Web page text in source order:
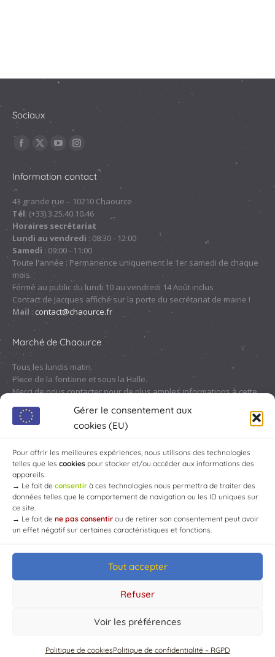
Gérer le consentement aux
cookies (EU)
Pour offrir les meilleures expériences, nous utilisons des technologies
telles que les cookies pour stocker et/ou accéder aux informations des
appareils.
→ Le fait de consentir à ces technologies nous permettra de traiter des
données telles que le comportement de navigation ou les ID uniques sur
ce site.
→ Le fait de ne pas consentir ou de retirer son consentement peut avoir
un effet négatif sur certaines caractéristiques et fonctions.
Tout accepter
Refuser
Voir les préférences
Politique de cookiesPolitique de confidentialité – RGPD
Sociaux
Trouvez nous sur :
La
page
Facebook
s'ouvre
dans
une
nouvelle
fenêtre
La
X
s'ouvre
dans
une
nouvelle
fenêtre
YouTube
s'ouvre
dans
une
nouvelle
fenêtre
La
Instagram
s'ouvre
dans
une
nouvelle
fenêtre
Information contact
43 grande rue – 10210 Chaource
Tél: (+33).3.25.40.10.46
Horaires secrétariat
Lundi au vendredi : 08:30 - 12:00
Samedi : 09:00 - 11:00
Toute l'année : Permanence uniquement le 1er samedi de chaque
mois.
Fermé au public du lundi 10 au vendredi 14 Août inclus
Contact de Jacques affiché sur la porte du secrétariat de mairie !
Mail : contact@chaource.fr
Marché de Chaource
Tous les lundis matin.
Place de la fontaine et sous la Halle.
Merci de nous contacter pour de plus amples informations à cette
© Mairie de Chaource [2004-2024] | Tous droits réservés.
Developed byWEB3-DESIGN